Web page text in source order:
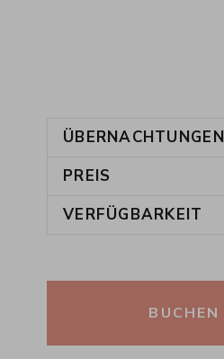
ÜBERNACHTUNGEN
PREIS
VERFÜGBARKEIT
BUCHEN